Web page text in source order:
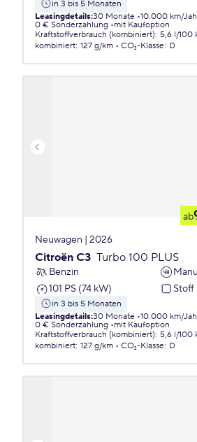
in 3 bis 5 Monaten
Leasingdetails:30 Monate 10.000 km/
0 € Sonderzahlung
mit Kaufoption
Kraftstoffverbrauch (kombiniert): 5,6 l/100
kombiniert: 127 g/km CO₂-Klasse: D
ab
Neuwagen | 2026
Citroën C3 Turbo 100 PLUS
Benzin
101 PS (74 kW)
Stoff
in 3 bis 5 Monaten
Leasingdetails:30 Monate 10.000 km/
0 € Sonderzahlung
mit Kaufoption
Kraftstoffverbrauch (kombiniert): 5,6 l/100
kombiniert: 127 g/km CO₂-Klasse: D